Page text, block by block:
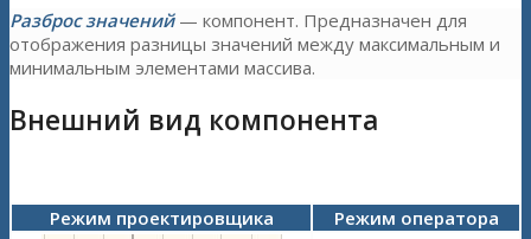
Разброс значений — компонент. Предназначен для
отображения разницы значений между максимальным и
минимальным элементами массива.
Внешний вид компонента
Режим проектировщика Режим оператора